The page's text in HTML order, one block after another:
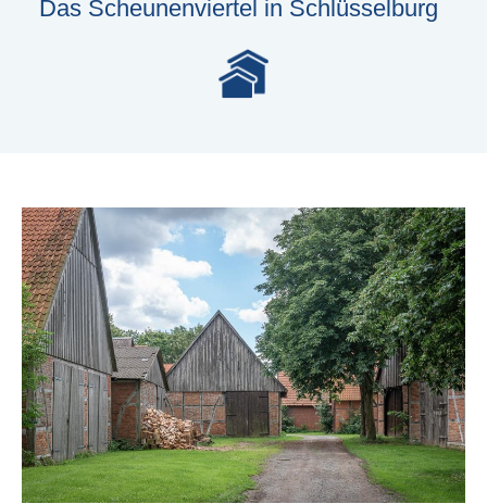
Das Scheunenviertel in Schlüsselburg